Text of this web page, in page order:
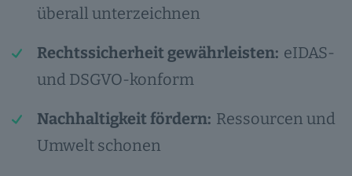
überall unterzeichnen
Rechtssicherheit gewährleisten: eIDAS-
und DSGVO-konform
Nachhaltigkeit fördern: Ressourcen und
Umwelt schonen